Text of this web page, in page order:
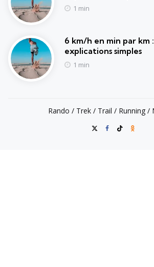
1 min
6 km/h en min par km
explications simples
1 min
Rando / Trek / Trail / Running /